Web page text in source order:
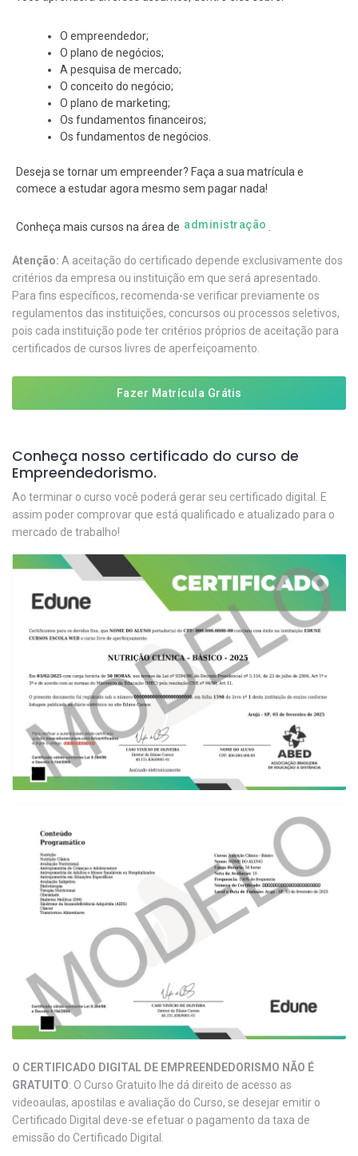
O empreendedor;
O plano de negócios;
A pesquisa de mercado;
O conceito do negócio;
O plano de marketing;
Os fundamentos financeiros;
Os fundamentos de negócios.
Deseja se tornar um empreender? Faça a sua matrícula e
comece a estudar agora mesmo sem pagar nada!
Conheça mais cursos na área de administração
Atenção: A aceitação do certificado depende exclusivamente dos
critérios da empresa ou instituição em que será apresentado.
Para fins específicos, recomenda-se verificar previamente os
regulamentos das instituições, concursos ou processos seletivos,
pois cada instituição pode ter critérios próprios de aceitação para
certificados de cursos livres de aperfeiçoamento.
Fazer Matrícula Grátis
Conheça nosso certificado do curso de
Empreendedorismo.
Ao terminar o curso você poderá gerar seu certificado digital. E
assim poder comprovar que está qualificado e atualizado para o
mercado de trabalho!
O CERTIFICADO DIGITAL DE EMPREENDEDORISMO NÃO É
GRATUITO: O Curso Gratuito lhe dá direito de acesso as
videoaulas, apostilas e avaliação do Curso, se desejar emitir o
Certificado Digital deve-se efetuar o pagamento da taxa de
emissão do Certificado Digital.